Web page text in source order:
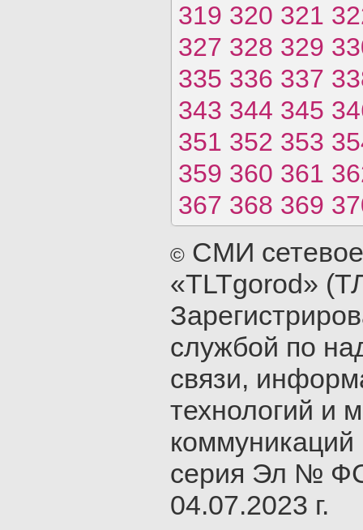
319 320 321
327 328 329
335 336 337
343 344 345
351 352 353
359 360 361
367 368 369
© СМИ
«TLTgorod»
службой по
связи,
технологий и
серия Эл №
04.07.2023 г.